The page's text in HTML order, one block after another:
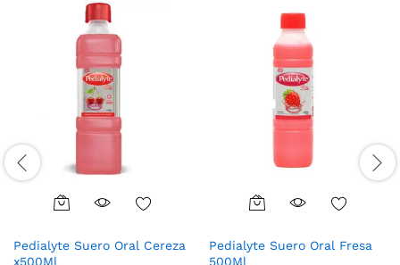
Pedialyte Suero Oral Cereza
x500Ml
Pedialyte Suero Oral Fresa
500Ml